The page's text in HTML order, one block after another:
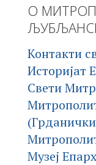
О
Контакти
Историјат
Свети
Музеј